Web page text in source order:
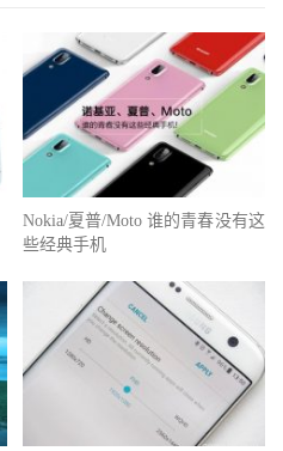
Nokia/夏普/Moto 谁的青春没有这
些经典手机